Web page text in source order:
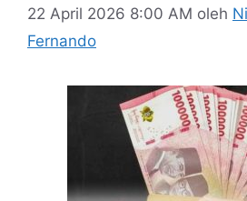
22 April 2026 8:00 AM oleh
Fernando